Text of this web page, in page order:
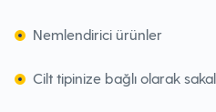
Nemlendirici ürünler
Cilt tipinize bağlı olarak